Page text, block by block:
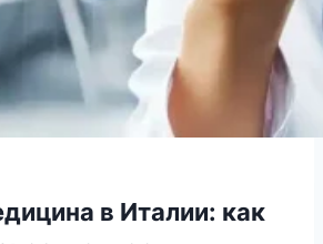
в Италии: как